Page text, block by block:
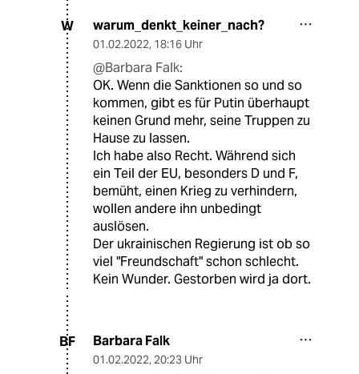
W warum_denkt_keiner_nach?
01.02.2022, 18:16 Uhr
@Barbara Falk:
OK. Wenn die Sanktionen so und so
kommen, gibt es für Putin überhaupt
keinen Grund mehr, seine Truppen zu
Hause zu lassen.
Ich habe also Recht. Während sich
ein Teil der EU, besonders D und F,
bemüht, einen Krieg zu verhindern,
wollen andere ihn unbedingt
auslösen.
Der ukrainischen Regierung ist ob so
viel "Freundschaft" schon schlecht.
Kein Wunder. Gestorben wird ja dort.
BF Barbara Falk
01.02.2022, 20:23 Uhr